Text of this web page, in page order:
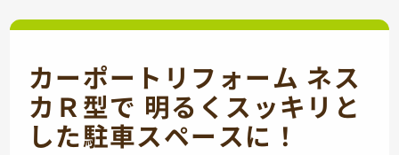
カーポートリフォーム ネス
カＲ型で 明るくスッキリと
した駐車スペースに！